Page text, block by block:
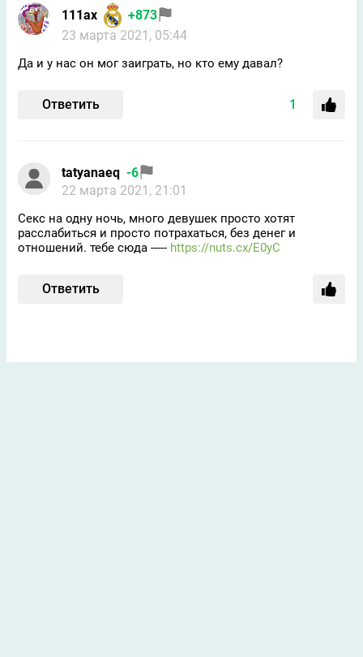
111ax
+873
23 марта 2021, 05:44
Да и у нас он мог заиграть, но кто ему давал?
Ответить 1
tatyanaeq -6
22 марта 2021, 21:01
Секс на одну ночь, много девушек просто хотят
расслабиться и просто потрахаться, без денег и
отношений. тебе сюда ----- https://nuts.cx/E0yC
Ответить